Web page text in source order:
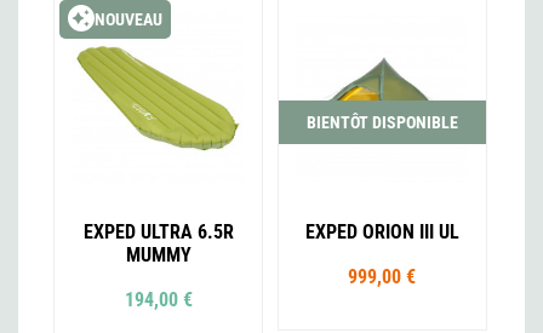
NOUVEAU
EXPED ULTRA 6.5R
MUMMY
194,00 €
BIENTÔT DISPONIBLE
EXPED ORION III UL
999,00 €